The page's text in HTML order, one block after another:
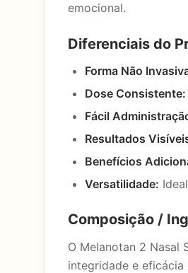
emocional.
Diferenciais do
Forma Não
Dose Consistente:
Fácil
Resultados
Benefícios
Versatilidade:
Composição /
O Melanotan 2 Nasal
integridade e